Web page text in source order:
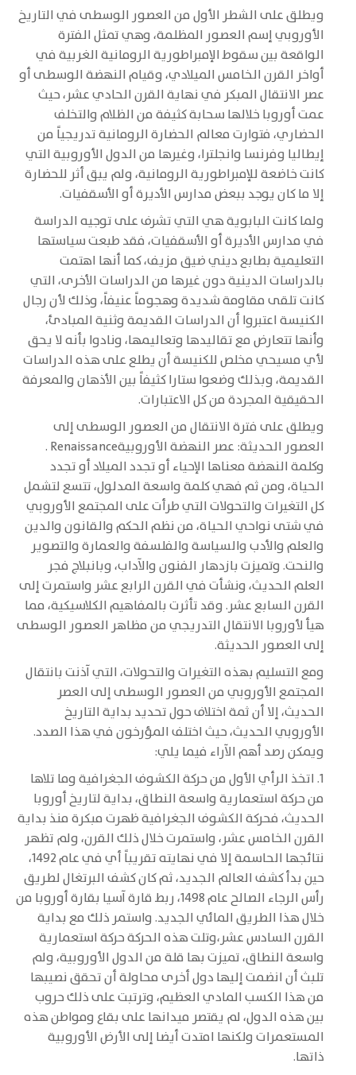
ويطلق على الشطر الأول من العصور الوسطى في التاريخ
الأوروبي إسم العصور المظلمة، وهي تمثل الفترة
الواقعة بين سقوط الإمبراطورية الرومانية الغربية في
أواخر القرن الخامس الميلادي، وقيام النهضة الوسطى أو
عصر الانتقال المبكر في نهاية القرن الحادي عشر، حيث
عمت أوروبا خلالها سحابة كثيفة من الظلام والتخلف
الحضاري، فتوارت معالم الحضارة الرومانية تدريجياً من
إيطاليا وفرنسا وانجلترا، وغيرها من الدول الأوروبية التي
كانت خاضعة للإمبراطورية الرومانية، ولم يبق أثر للحضارة
إلا ما كان يوجد ببعض مدارس الأديرة أو الأسقفيات.
ولما كانت البابوية هي التي تشرف على توجيه الدراسة
في مدارس الأديرة أو الأسقفيات، فقد طبعت سياستها
التعليمية بطابع ديني ضيق مزيف، كما أنها اهتمت
بالدراسات الدينية دون غيرها من الدراسات الأخرى، التي
كانت تلقى مقاومة شديدة وهجوماً عنيفاً، وذلك لأن رجال
الكنيسة اعتبروا أن الدراسات القديمة وثنية المبادئ،
وأنها تتعارض مع تقاليدها وتعاليمها، ونادوا بأنه لا يحق
لأي مسيحي مخلص للكنيسة أن يطلع على هذه الدراسات
القديمة، وبذلك وضعوا ستارا كثيفاً بين الأذهان والمعرفة
الحقيقية المجردة من كل الاعتبارات.
ويطلق على فترة الانتقال من العصور الوسطى إلى
العصور الحديثة: عصر النهضة الأوروبيةRenaissance .
وكلمة النهضة معناها الإحياء أو تجدد الميلاد أو تجدد
الحياة، ومن ثم فهي كلمة واسعة المدلول، تتسع لتشمل
كل التغيرات والتحولات التي طرأت على المجتمع الأوروبي
في شتى نواحي الحياة، من نظم الحكم والقانون والدين
والعلم والأدب والسياسة والفلسفة والعمارة والتصوير
والنحت. وتميزت بازدهار الفنون والآداب، وبانبلاج فجر
العلم الحديث، ونشأت في القرن الرابع عشر واستمرت إلى
القرن السابع عشر. وقد تأثرت بالمفاهيم الكلاسيكية، مما
هيأ لأوروبا الانتقال التدريجي من مظاهر العصور الوسطى
إلى العصور الحديثة.
ومع التسليم بهذه التغيرات والتحولات، التي آذنت بانتقال
المجتمع الأوروبي من العصور الوسطى إلى العصر
الحديث، إلا أن ثمة اختلاف حول تحديد بداية التاريخ
الأوروبي الحديث، حيث اختلف المؤرخون في هذا الصدد.
ويمكن رصد أهم الآراء فيما يلي:
1. اتخذ الرأي الأول من حركة الكشوف الجغرافية وما تلاها
من حركة استعمارية واسعة النطاق، بداية لتاريخ أوروبا
الحديث، فحركة الكشوف الجغرافية ظهرت مبكرة منذ بداية
القرن الخامس عشر، واستمرت خلال ذلك القرن، ولم تظهر
نتائجها الحاسمة إلا في نهايته تقريباً أي في عام 1492،
حين بدأ كشف العالم الجديد، ثم كان كشف البرتغال لطريق
رأس الرجاء الصالح عام 1498، ربط قارة آسيا بقارة أوروبا من
خلال هذا الطريق المائي الجديد. واستمر ذلك مع بداية
القرن السادس عشر،وتلت هذه الحركة حركة استعمارية
واسعة النطاق، تميزت بها قلة من الدول الأوروبية، ولم
تلبث أن انضمت إليها دول أخرى محاولة أن تحقق نصيبها
من هذا الكسب المادي العظيم، وترتبت على ذلك حروب
بين هذه الدول، لم يقتصر ميدانها على بقاع ومواطن هذه
المستعمرات ولكنها امتدت أيضا إلى الأرض الأوروبية
ذاتها.